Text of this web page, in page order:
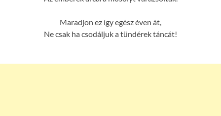
Maradjon ez így egész éven át,
Ne csak ha csodáljuk a tündérek táncát!